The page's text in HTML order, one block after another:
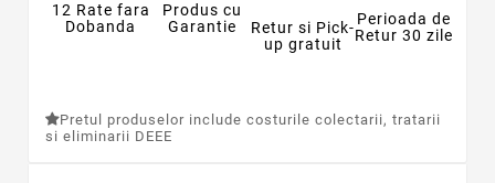
12 Rate fara
Dobanda
Produs cu
Garantie
Retur si Pick-
up gratuit
Perioada de
Retur 30 zile
Pretul produselor include costurile colectarii, tratarii
si eliminarii DEEE